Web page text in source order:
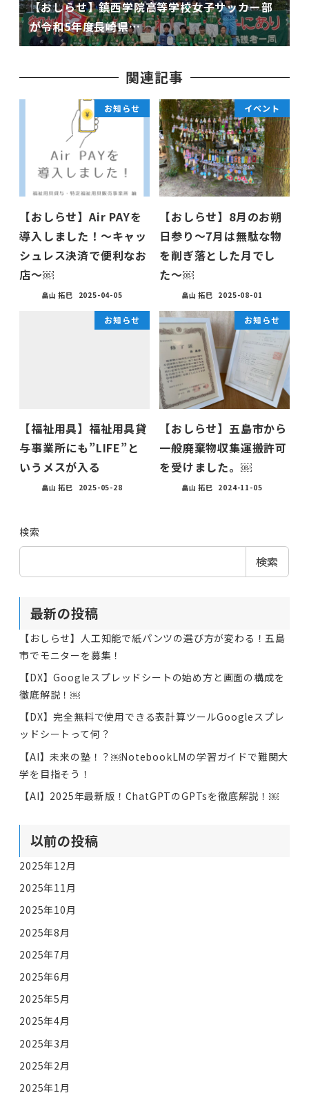
【おしらせ】鎮西学院高等学校女子サッカー部
が令和5年度長崎県…
関連記事
お知らせ
【おしらせ】Air PAYを
導入しました！〜キャッ
シュレス決済で便利なお
店〜￼
畠山 拓巳 2025-04-05
イベント
【おしらせ】8月のお朔
日参り〜7月は無駄な物
を削ぎ落とした月でし
た〜￼
畠山 拓巳 2025-08-01
お知らせ
【福祉用具】福祉用具貸
与事業所にも”LIFE”と
いうメスが入る
畠山 拓巳 2025-05-28
お知らせ
【おしらせ】五島市から
一般廃棄物収集運搬許可
を受けました。￼
畠山 拓巳 2024-11-05
検索
検索
最新の投稿
【おしらせ】人工知能で紙パンツの選び方が変わる！五島
市でモニターを募集！
【DX】Googleスプレッドシートの始め方と画面の構成を
徹底解説！￼
【DX】完全無料で使用できる表計算ツールGoogleスプレ
ッドシートって何？
【AI】未来の塾！？￼NotebookLMの学習ガイドで難関大
学を目指そう！
【AI】2025年最新版！ChatGPTのGPTsを徹底解説！￼
以前の投稿
2025年12月
2025年11月
2025年10月
2025年8月
2025年7月
2025年6月
2025年5月
2025年4月
2025年3月
2025年2月
2025年1月